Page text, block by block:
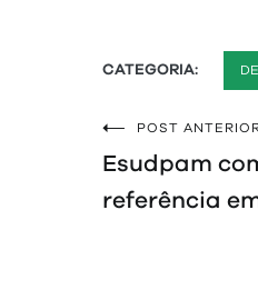
CATEGORIA:
de
POST
Esudpam
referência